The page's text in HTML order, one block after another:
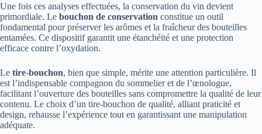
Une fois ces analyses effectuées, la conservation du vin devient
primordiale. Le bouchon de conservation constitue un outil
fondamental pour préserver les arômes et la fraîcheur des bouteilles
entamées. Ce dispositif garantit une étanchéité et une protection
efficace contre l’oxydation.
Le tire-bouchon, bien que simple, mérite une attention particulière. Il
est l’indispensable compagnon du sommelier et de l’œnologue,
facilitant l’ouverture des bouteilles sans compromettre la qualité de leur
contenu. Le choix d’un tire-bouchon de qualité, alliant praticité et
design, rehausse l’expérience tout en garantissant une manipulation
adéquate.